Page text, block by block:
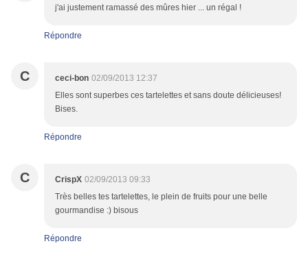
j'ai justement ramassé des mûres hier ... un régal !
Répondre
C ceci-bon 02/09/2013 12:37
Elles sont superbes ces tartelettes et sans doute délicieuses!
Bises.
Répondre
C CrispX 02/09/2013 09:33
Très belles tes tartelettes, le plein de fruits pour une belle
gourmandise :) bisous
Répondre